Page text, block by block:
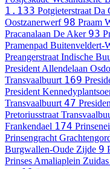
1.133 Potgieterstraat Da
Oostzanerwerf 98 Praam
Pracanalaan De Aker 93
Pramenpad Buitenveldert-
Preangerstraat Indische
President Allendelaan
Transvaalbuurt 169
President
Transvaalbuurt 47
Pretoriusstraat
Frankendael 174
Prinsengracht
Burgwallen-Oude Zijde 9
Prinses Amaliaplein Zuidas